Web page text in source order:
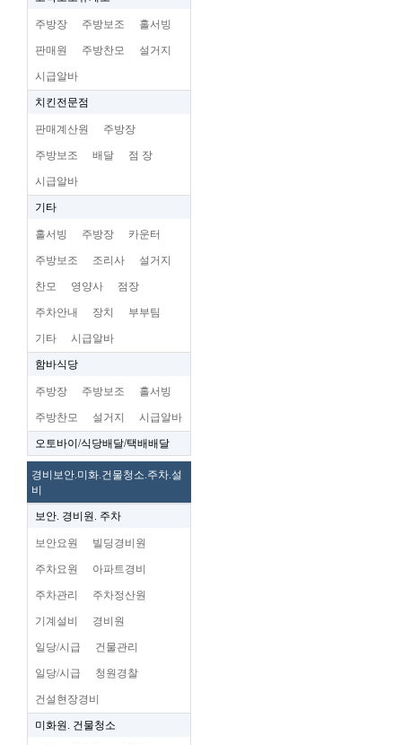
주방장 주방보조 홀서빙
판매원 주방찬모 설거지
시급알바
치킨전문점
판매계산원 주방장
주방보조 배달 점 장
시급알바
기타
홀서빙 주방장 카운터
주방보조 조리사 설거지
찬모 영양사 점장
주차안내 장치 부부팀
기타 시급알바
함바식당
주방장 주방보조 홀서빙
주방찬모 설거지 시급알바
오토바이/식당배달/택배배달
경비보안.미화.건물청소.주차.설
비
보안. 경비원. 주차
보안요원 빌딩경비원
주차요원 아파트경비
주차관리 주차정산원
기계설비 경비원
일당/시급 건물관리
일당/시급 청원경찰
건설현장경비
미화원. 건물청소